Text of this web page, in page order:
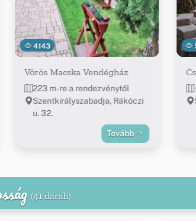
4143
Vörös Macska Vendégház
223 m-re a rendezvénytől
Szentkirályszabadja, Rákóczi
u. 32.
Tovább
(41 darab)